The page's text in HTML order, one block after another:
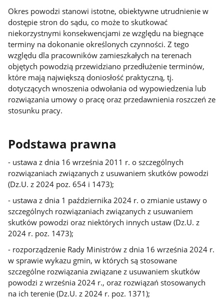
Okres powodzi stanowi istotne, obiektywne utrudnienie w
dostępie stron do sądu, co może to skutkować
niekorzystnymi konsekwencjami ze względu na biegnące
terminy na dokonanie określonych czynności. Z tego
względu dla pracowników zamieszkałych na terenach
objętych powodzią przewidziano przedłużenie terminów,
które mają największą doniosłość praktyczną, tj.
dotyczących wnoszenia odwołania od wypowiedzenia lub
rozwiązania umowy o pracę oraz przedawnienia roszczeń ze
stosunku pracy.
Podstawa prawna
- ustawa z dnia 16 września 2011 r. o szczególnych
rozwiązaniach związanych z usuwaniem skutków powodzi
(Dz.U. z 2024 poz. 654 i 1473);
- ustawa z dnia 1 października 2024 r. o zmianie ustawy o
szczególnych rozwiązaniach związanych z usuwaniem
skutków powodzi oraz niektórych innych ustaw (Dz.U. z
2024 r. poz. 1473);
- rozporządzenie Rady Ministrów z dnia 16 września 2024 r.
w sprawie wykazu gmin, w których są stosowane
szczególne rozwiązania związane z usuwaniem skutków
powodzi z września 2024 r., oraz rozwiązań stosowanych
na ich terenie (Dz.U. z 2024 r. poz. 1371);